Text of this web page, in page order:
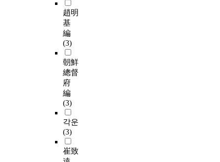
趙明
基
編
(3)
朝鮮
總督
府
編
(3)
각운
(3)
崔致